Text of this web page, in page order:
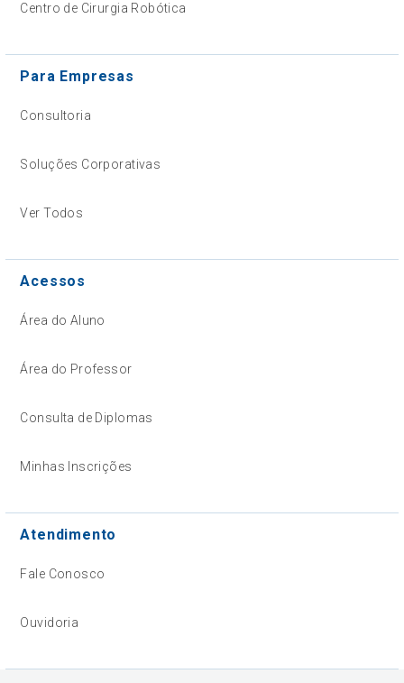
Centro de Cirurgia Robótica
Para Empresas
Consultoria
Soluções Corporativas
Ver Todos
Acessos
Área do Aluno
Área do Professor
Consulta de Diplomas
Minhas Inscrições
Atendimento
Fale Conosco
Ouvidoria